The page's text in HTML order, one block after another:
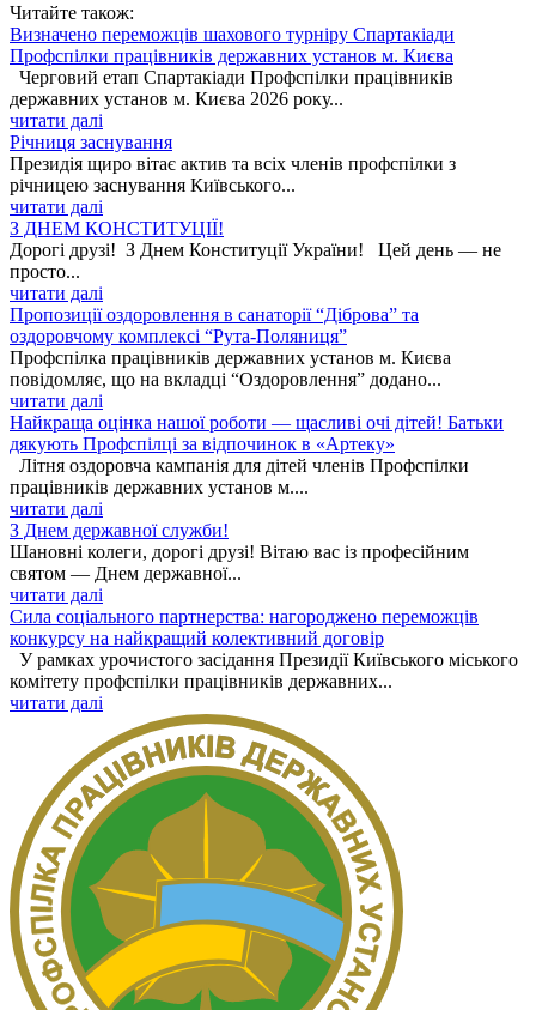
Читайте також:
Визначено переможців шахового турніру Спартакіади
Профспілки працівників державних установ м. Києва
Черговий етап Спартакіади Профспілки працівників
державних установ м. Києва 2026 року...
читати далі
Річниця заснування
Президія щиро вітає актив та всіх членів профспілки з
річницею заснування Київського...
читати далі
З ДНЕМ КОНСТИТУЦІЇ!
Дорогі друзі! З Днем Конституції України! Цей день — не
просто...
читати далі
Пропозиції оздоровлення в санаторії “Діброва” та
оздоровчому комплексі “Рута-Поляниця”
Профспілка працівників державних установ м. Києва
повідомляє, що на вкладці “Оздоровлення” додано...
читати далі
Найкраща оцінка нашої роботи — щасливі очі дітей! Батьки
дякують Профспілці за відпочинок в «Артеку»
Літня оздоровча кампанія для дітей членів Профспілки
працівників державних установ м....
читати далі
З Днем державної служби!
Шановні колеги, дорогі друзі! Вітаю вас із професійним
святом — Днем державної...
читати далі
Сила соціального партнерства: нагороджено переможців
конкурсу на найкращий колективний договір
У рамках урочистого засідання Президії Київського міського
комітету профспілки працівників державних...
читати далі